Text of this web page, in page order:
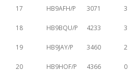
17 HB9AFH/P 3071 3
18 HB9BQU/P 4233 3
19 HB9JAY/P 3460 2
20 HB9HOF/P 4366 0